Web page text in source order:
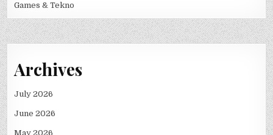
Games & Tekno
Archives
July 2026
June 2026
May 2026